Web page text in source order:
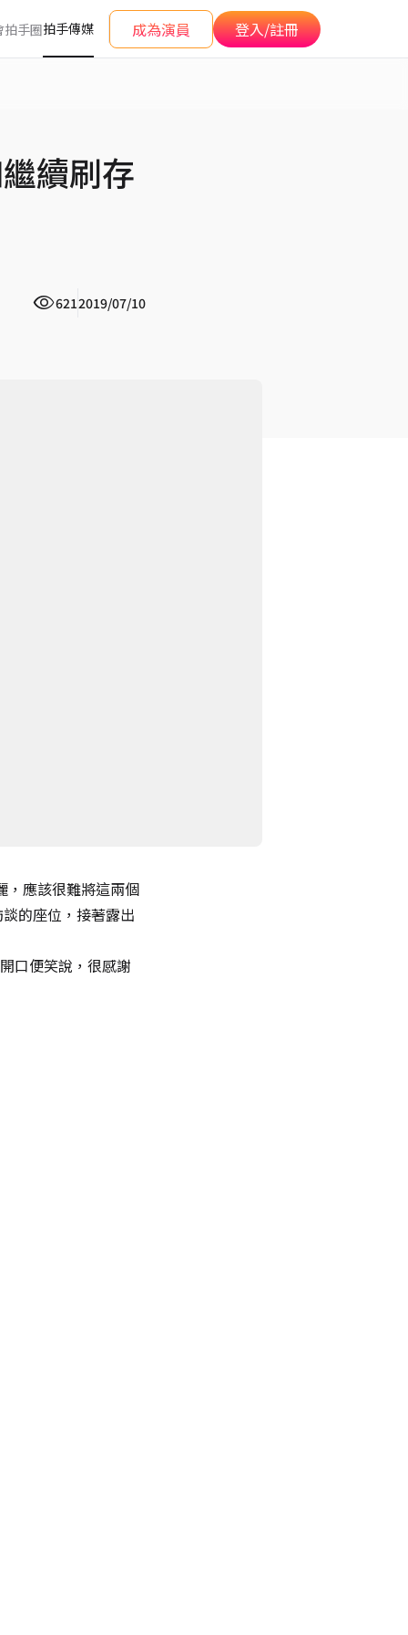
拍手圈拍手傳媒 成為演員 登入/註冊
續刷存
6212019/07/10
，應該很難將這兩個
的座位，接著露出
口便笑說，很感謝